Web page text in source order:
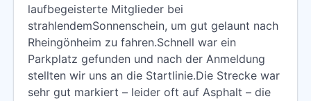
laufbegeisterte Mitglieder bei
strahlendemSonnenschein, um gut gelaunt nach
Rheingönheim zu fahren.Schnell war ein
Parkplatz gefunden und nach der Anmeldung
stellten wir uns an die Startlinie.Die Strecke war
sehr gut markiert – leider oft auf Asphalt – die